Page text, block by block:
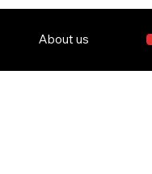
About us